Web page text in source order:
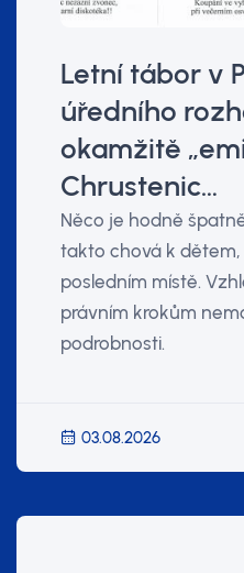
Letní tábor v
úředního
okamžitě
Chrustenic…
Něco je hodně
takto chová k
posledním místě.
právním krokům
podrobnosti.
03.08.2026